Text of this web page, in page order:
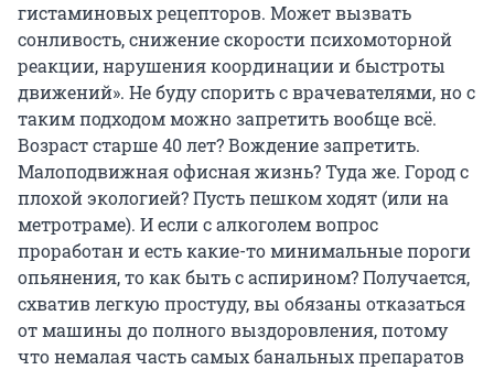
гистаминовых рецепторов. Может вызвать
сонливость, снижение скорости психомоторной
реакции, нарушения координации и быстроты
движений». Не буду спорить с врачевателями, но с
таким подходом можно запретить вообще всё.
Возраст старше 40 лет? Вождение запретить.
Малоподвижная офисная жизнь? Туда же. Город с
плохой экологией? Пусть пешком ходят (или на
метротраме). И если с алкоголем вопрос
проработан и есть какие-то минимальные пороги
опьянения, то как быть с аспирином? Получается,
схватив легкую простуду, вы обязаны отказаться
от машины до полного выздоровления, потому
что немалая часть самых банальных препаратов